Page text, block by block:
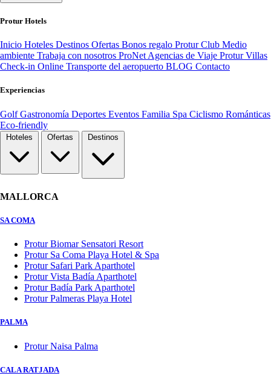
Protur Hotels
Inicio Hoteles Destinos Ofertas Bonos regalo Protur Club Medio
ambiente Trabaja con nosotros ProNet Agencias de Viaje Protur Villas
Check-in Online Transporte del aeropuerto BLOG Contacto
Experiencias
GolfGastronomía Deportes Eventos Familia Spa Ciclismo Románticas
Eco-friendly
MALLORCA
SA COMA
Protur Biomar Sensatori Resort
Protur Sa Coma Playa Hotel & Spa
Protur Safari Park Aparthotel
Protur Vista Badía Aparthotel
Protur Badía Park Aparthotel
Protur Palmeras Playa Hotel
PALMA
Protur Naisa Palma
CALA RATJADA